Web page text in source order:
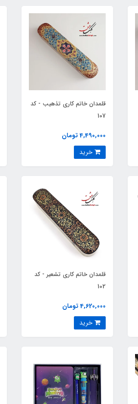
قلمدان خاتم کاری تذهیب - کد
107
4,490,000 تومان
قلمدان خاتم کاری تشعیر - کد
102
4,620,000 تومان